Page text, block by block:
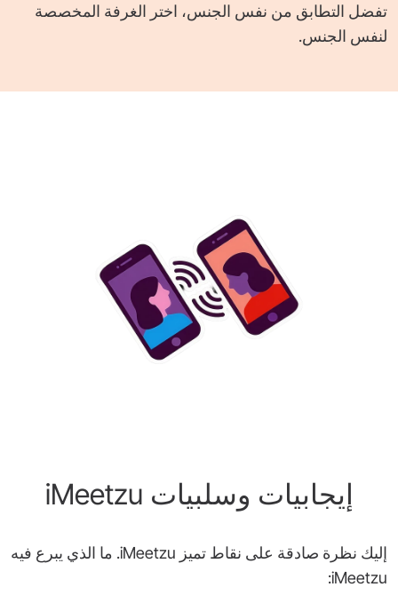
تفضل التطابق من نفس الجنس، اختر الغرفة المخصصة
لنفس الجنس.
إيجابيات وسلبيات iMeetzu
إليك نظرة صادقة على نقاط تميز iMeetzu. ما الذي يبرع فيه
iMeetzu: